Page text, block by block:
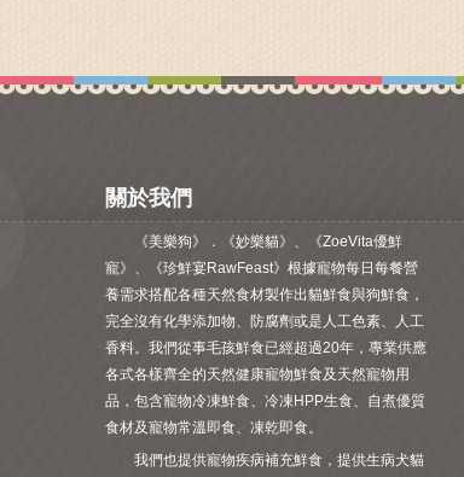
關於我們
《美樂狗》．《妙樂貓》、《ZoeVita優鮮
寵》、《珍鮮宴RawFeast》根據寵物每日每餐營
養需求搭配各種天然食材製作出貓鮮食與狗鮮食，
完全沒有化學添加物、防腐劑或是人工色素、人工
香料。我們從事毛孩鮮食已經超過20年，專業供應
各式各樣齊全的天然健康寵物鮮食及天然寵物用
品，包含寵物冷凍鮮食、冷凍HPP生食、自煮優質
食材及寵物常溫即食、凍乾即食。
我們也提供寵物疾病補充鮮食，提供生病犬貓